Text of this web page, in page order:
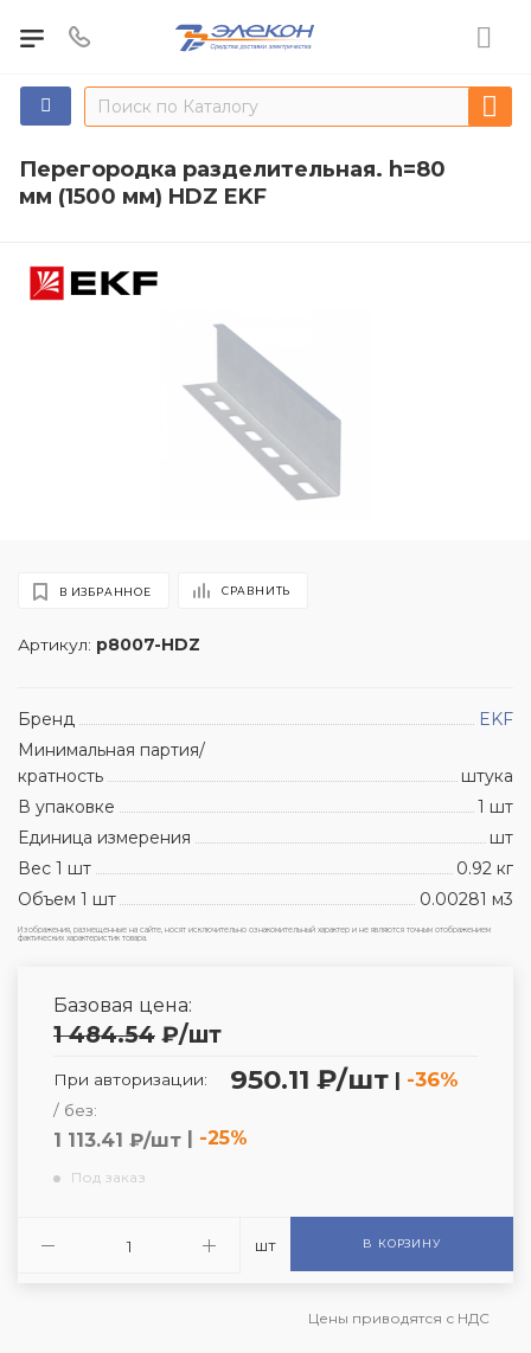
Перегородка разделительная. h=80
мм (1500 мм) HDZ EKF
Артикул: p8007-HDZ
В ИЗБРАННОЕ СРАВНИТЬ
Бренд
EKF
Минимальная партия/
кратность
штука
В упаковке
1 шт
Единица измерения
шт
Вес 1 шт
0.92 кг
Объем 1 шт
0.00281 м3
Изображения, размещенные на сайте, носят исключительно ознакомительный характер и не являются точным отображением
фактических характеристик товара.
Базовая цена:
1 484.54 ₽/шт
При авторизации: 950.11 ₽/шт | -36%
/ без:
1 113.41 ₽/шт | -25%
Под заказ
шт В КОРЗИНУ
Цены приводятся с НДС